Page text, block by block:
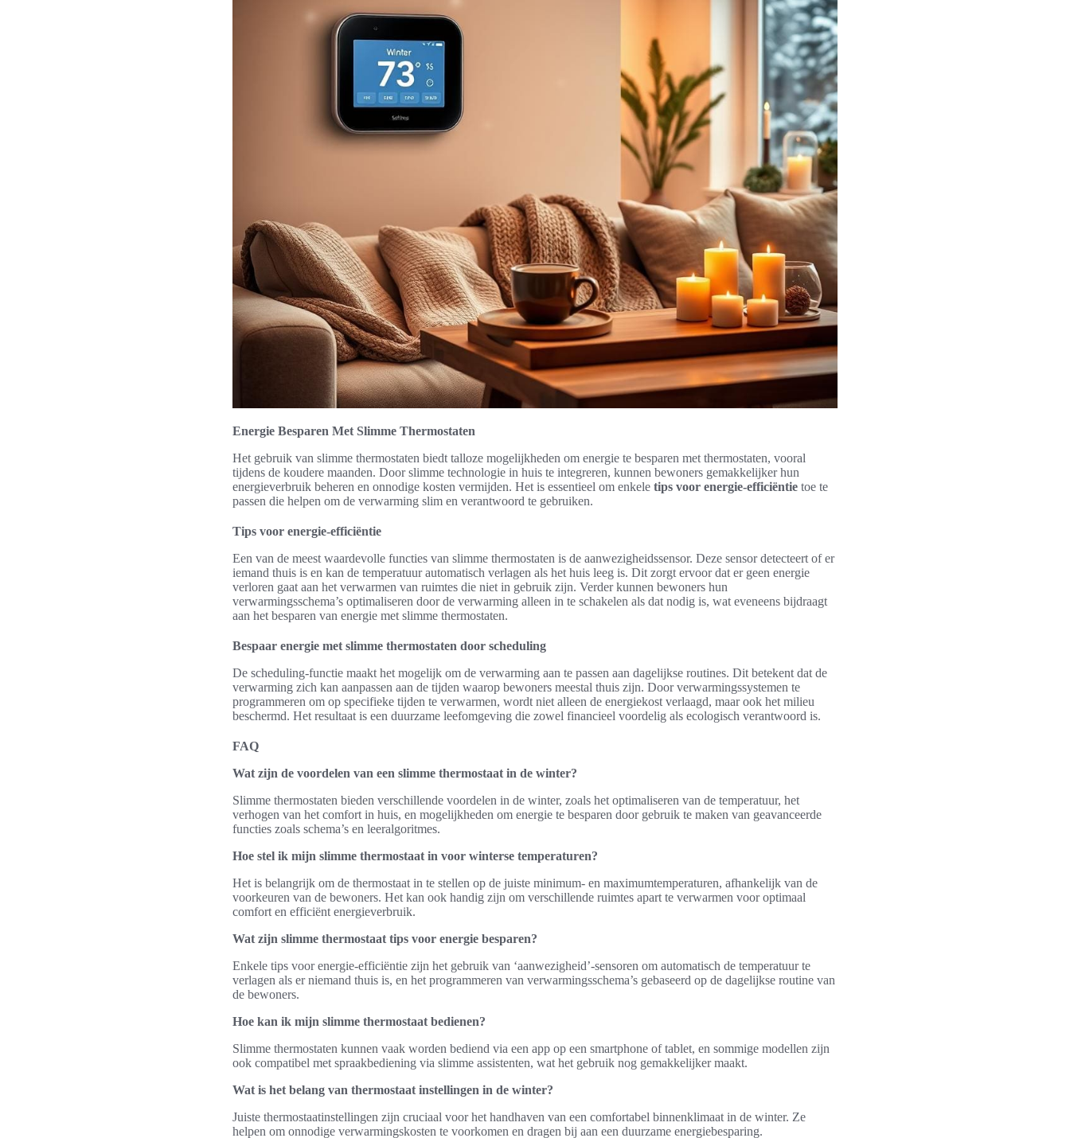
Energie Besparen Met Slimme Thermostaten
Het gebruik van slimme thermostaten biedt talloze mogelijkheden om energie te besparen met thermostaten, vooral
tijdens de koudere maanden. Door slimme technologie in huis te integreren, kunnen bewoners gemakkelijker hun
energieverbruik beheren en onnodige kosten vermijden. Het is essentieel om enkele tips voor energie-efficiëntie toe te
passen die helpen om de verwarming slim en verantwoord te gebruiken.
Tips voor energie-efficiëntie
Een van de meest waardevolle functies van slimme thermostaten is de aanwezigheidssensor. Deze sensor detecteert of er
iemand thuis is en kan de temperatuur automatisch verlagen als het huis leeg is. Dit zorgt ervoor dat er geen energie
verloren gaat aan het verwarmen van ruimtes die niet in gebruik zijn. Verder kunnen bewoners hun
verwarmingsschema’s optimaliseren door de verwarming alleen in te schakelen als dat nodig is, wat eveneens bijdraagt
aan het besparen van energie met slimme thermostaten.
Bespaar energie met slimme thermostaten door scheduling
De scheduling-functie maakt het mogelijk om de verwarming aan te passen aan dagelijkse routines. Dit betekent dat de
verwarming zich kan aanpassen aan de tijden waarop bewoners meestal thuis zijn. Door verwarmingssystemen te
programmeren om op specifieke tijden te verwarmen, wordt niet alleen de energiekost verlaagd, maar ook het milieu
beschermd. Het resultaat is een duurzame leefomgeving die zowel financieel voordelig als ecologisch verantwoord is.
FAQ
Wat zijn de voordelen van een slimme thermostaat in de winter?
Slimme thermostaten bieden verschillende voordelen in de winter, zoals het optimaliseren van de temperatuur, het
verhogen van het comfort in huis, en mogelijkheden om energie te besparen door gebruik te maken van geavanceerde
functies zoals schema’s en leeralgoritmes.
Hoe stel ik mijn slimme thermostaat in voor winterse temperaturen?
Het is belangrijk om de thermostaat in te stellen op de juiste minimum- en maximumtemperaturen, afhankelijk van de
voorkeuren van de bewoners. Het kan ook handig zijn om verschillende ruimtes apart te verwarmen voor optimaal
comfort en efficiënt energieverbruik.
Wat zijn slimme thermostaat tips voor energie besparen?
Enkele tips voor energie-efficiëntie zijn het gebruik van ‘aanwezigheid’-sensoren om automatisch de temperatuur te
verlagen als er niemand thuis is, en het programmeren van verwarmingsschema’s gebaseerd op de dagelijkse routine van
de bewoners.
Hoe kan ik mijn slimme thermostaat bedienen?
Slimme thermostaten kunnen vaak worden bediend via een app op een smartphone of tablet, en sommige modellen zijn
ook compatibel met spraakbediening via slimme assistenten, wat het gebruik nog gemakkelijker maakt.
Wat is het belang van thermostaat instellingen in de winter?
Juiste thermostaatinstellingen zijn cruciaal voor het handhaven van een comfortabel binnenklimaat in de winter. Ze
helpen om onnodige verwarmingskosten te voorkomen en dragen bij aan een duurzame energiebesparing.